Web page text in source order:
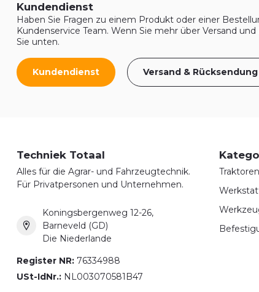
Kundendienst
Haben Sie Fragen zu einem Produkt oder einer
Kundenservice Team. Wenn Sie mehr über Versand
Sie unten.
Kundendienst Versand & Rücksendung
Techniek Totaal
Alles für die Agrar- und Fahrzeugtechnik.
Für Privatpersonen und Unternehmen.
Koningsbergenweg 12-26,
Barneveld (GD)
Die Niederlande
Register NR: 76334988
USt-IdNr.: NL003070581B47